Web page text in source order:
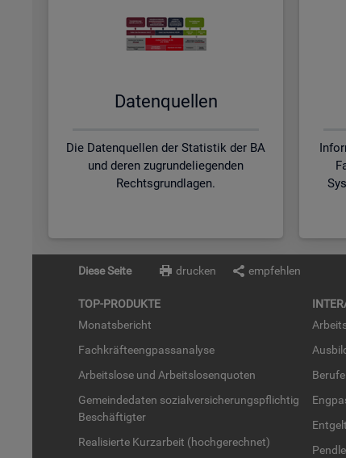
Da­ten­quel­len
Die Datenquellen der Statistik der BA
und deren zugrundeliegenden
Rechtsgrundlagen.
Diese Seite drucken empfehlen
TOP-PRO­DUK­TE
Mo­nats­be­richt
Fach­kräf­te­eng­pass­ana­ly­se
Ar­beits­lo­se und Ar­beits­lo­sen­quo­ten
Ge­mein­de­da­ten so­zi­al­ver­si­che­rungs­pflich­tig
Be­schäf­tig­ter
Rea­li­sier­te Kurz­ar­beit (hoch­ge­rech­net)